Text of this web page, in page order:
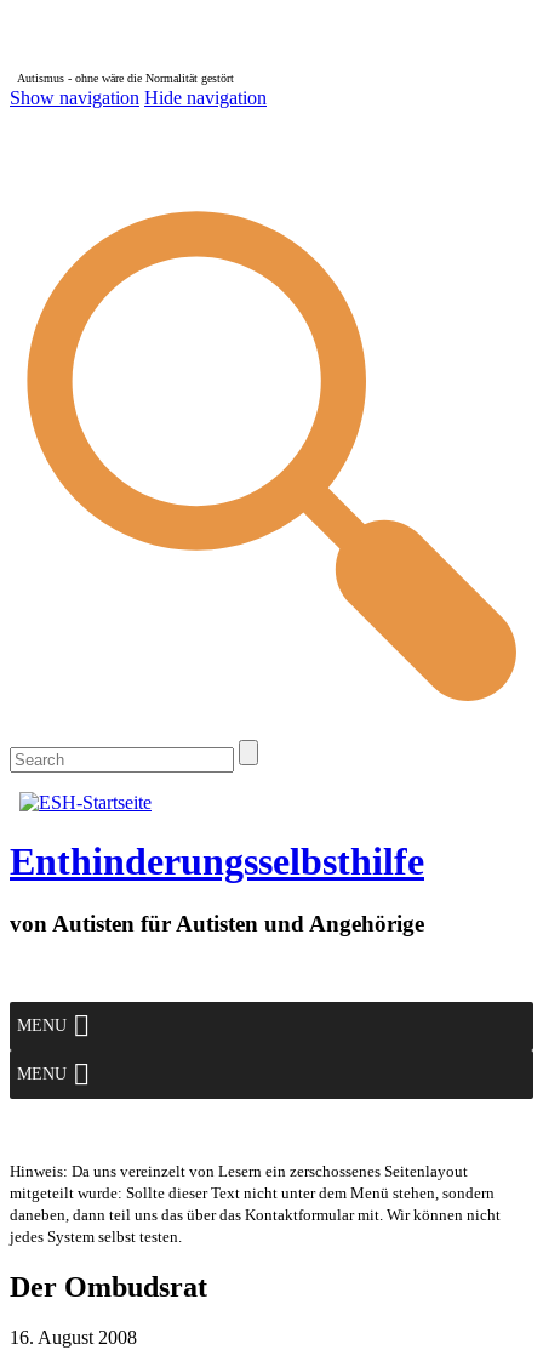
Autismus - ohne wäre die Normalität gestört
Show navigation Hide navigation
Enthinderungsselbsthilfe
von Autisten für Autisten und Angehörige
MENU
MENU
Hinweis: Da uns vereinzelt von Lesern ein zerschossenes Seitenlayout
mitgeteilt wurde: Sollte dieser Text nicht unter dem Menü stehen, sondern
daneben, dann teil uns das über das Kontaktformular mit. Wir können nicht
jedes System selbst testen.
Der Ombudsrat
16. August 2008